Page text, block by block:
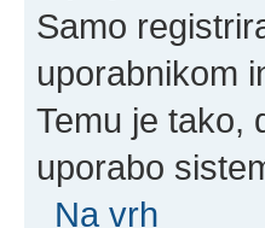
Samo
uporabnikom
Temu je tako,
uporabo
Na vrh